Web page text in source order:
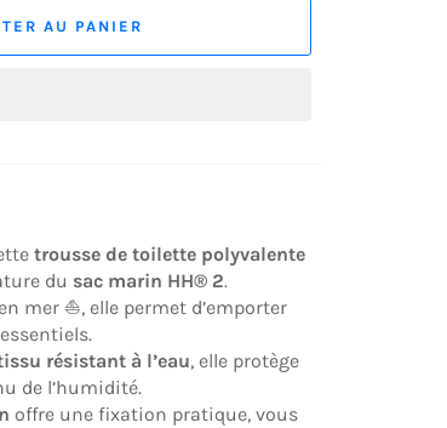
AU PANIER
trousse de toilette polyvalente
du sac marin HH® 2.
mer ⛵, elle permet d’emporter
résistant à l’eau, elle protège
de l’humidité.
offre une fixation pratique, vous